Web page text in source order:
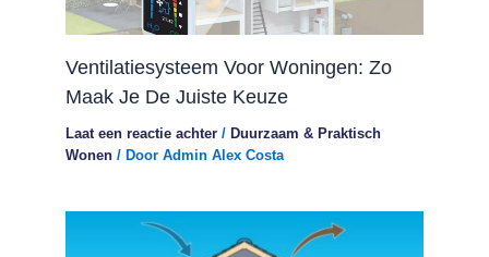
Ventilatiesysteem Voor Woningen: Zo
Maak Je De Juiste Keuze
Laat een reactie achter / Duurzaam & Praktisch
Wonen / Door Admin Alex Costa